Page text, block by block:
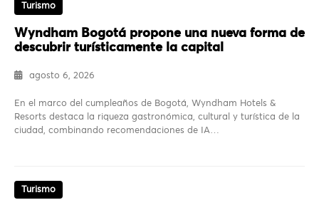
Turismo
Wyndham Bogotá propone una nueva forma de
descubrir turísticamente la capital
agosto 6, 2026
En el marco del cumpleaños de Bogotá, Wyndham Hotels &
Resorts destaca la riqueza gastronómica, cultural y turística de la
ciudad, combinando recomendaciones de IA…
Turismo